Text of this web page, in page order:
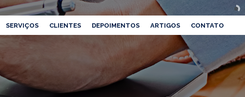
SERVIÇOS CLIENTES DEPOIMENTOS ARTIGOS CONTATO